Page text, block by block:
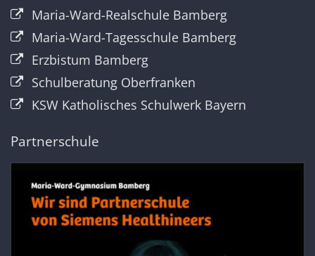
Maria-Ward-Realschule Bamberg
Maria-Ward-Tagesschule Bamberg
Erzbistum Bamberg
Schulberatung Oberfranken
KSW Katholisches Schulwerk Bayern
Partnerschule